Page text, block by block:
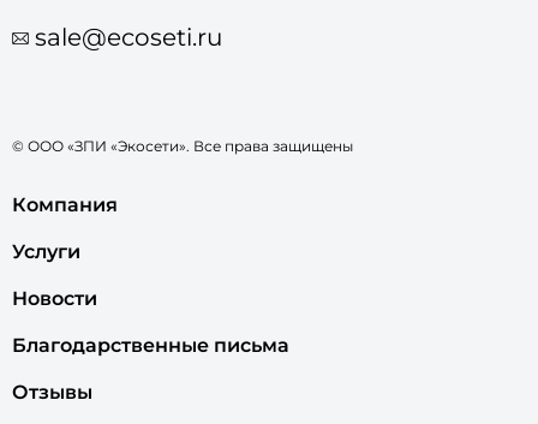
sale@ecoseti.ru
© ООО «ЗПИ «Экосети». Все права защищены
Компания
Услуги
Новости
Благодарственные письма
Отзывы